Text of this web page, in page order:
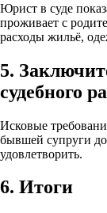
Юрист в суде
проживает с
расходы жильё,
5.
судебного
Исковые
бывшей супруги
удовлетворить.
6. Итоги